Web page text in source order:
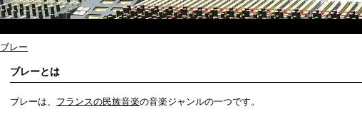
ブレー
ブレーとは
ブレーは、 フランスの民族音楽の音楽ジャンルの一つです。